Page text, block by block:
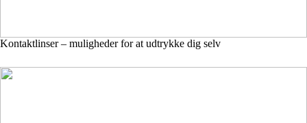
Kontaktlinser – muligheder for at udtrykke dig selv